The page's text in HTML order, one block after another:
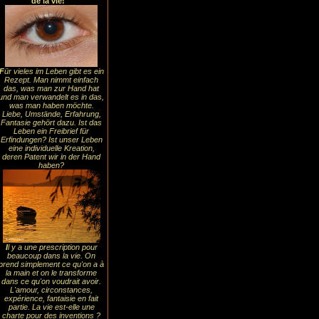
ür vieles im Leben gibt es ein
Rezept. Man nimmt einfach
das, was man zur Hand hat
man verwandelt es in das,
was man haben möchte.
Liebe, Umstände, Erfahrung,
Fantasie gehört dazu. Ist das
Leben ein Freibrief für
Erfindungen? Ist unser Leben
eine individuelle Kreation,
deren Patent wir in der Hand
haben?
Il y a une prescription pour
beaucoup dans la vie. On
simplement ce qu'on a à
la main et on le transforme
dans ce qu'on voudrait avoir.
L'amour, circonstances,
expérience, fantaisie en fait
partie. La vie est-elle une
charte pour des inventions ?